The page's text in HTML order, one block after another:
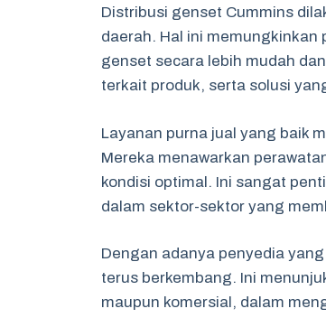
Distribusi genset Cummins
daerah. Hal ini
genset secara lebih mudah
terkait produk, serta solusi
Layanan purna jual yang baik
Mereka menawarkan
kondisi optimal. Ini sangat
dalam sektor-sektor yang
Dengan adanya penyedia
terus berkembang. Ini
maupun komersial, dalam